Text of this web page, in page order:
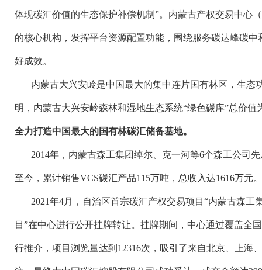
体现碳汇价值的生态保护补偿机制”。内蒙古产权交易中心
的核心机构，发挥平台资源配置功能，围绕服务碳达峰碳
好成效。
内蒙古大兴安岭是中国最大的集中连片国有林区，生态
明，内蒙古大兴安岭森林和湿地生态系统“绿色碳库”总价值
全力打造中国最大的国有林碳汇储备基地。
2014年，内蒙古森工集团绰尔、克一河等6个森工公司
至今，累计销售VCS碳汇产品115万吨，总收入达1616万元。
2021年4月，自治区首宗碳汇产权交易项目“内蒙古森工
目”在中心进行公开挂牌转让。挂牌期间，中心通过覆盖全
行推介，项目浏览量达到12316次，吸引了来自北京、上海